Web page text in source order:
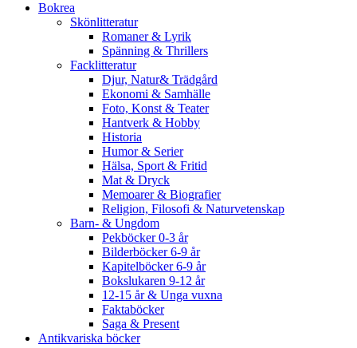
Bokrea
Skönlitteratur
Romaner & Lyrik
Spänning & Thrillers
Facklitteratur
Djur, Natur& Trädgård
Ekonomi & Samhälle
Foto, Konst & Teater
Hantverk & Hobby
Historia
Humor & Serier
Hälsa, Sport & Fritid
Mat & Dryck
Memoarer & Biografier
Religion, Filosofi & Naturvetenskap
Barn- & Ungdom
Pekböcker 0-3 år
Bilderböcker 6-9 år
Kapitelböcker 6-9 år
Bokslukaren 9-12 år
12-15 år & Unga vuxna
Faktaböcker
Saga & Present
Antikvariska böcker